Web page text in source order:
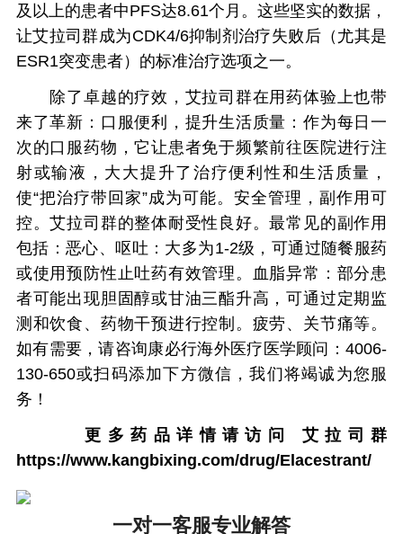
及以上的患者中PFS达8.61个月。这些坚实的数据，
让艾拉司群成为CDK4/6抑制剂治疗失败后（尤其是
ESR1突变患者）的标准治疗选项之一。
除了卓越的疗效，艾拉司群在用药体验上也带
来了革新：口服便利，提升生活质量：作为每日一
次的口服药物，它让患者免于频繁前往医院进行注
射或输液，大大提升了治疗便利性和生活质量，
使“把治疗带回家”成为可能。安全管理，副作用可
控。艾拉司群的整体耐受性良好。最常见的副作用
包括：恶心、呕吐：大多为1-2级，可通过随餐服药
或使用预防性止吐药有效管理。血脂异常：部分患
者可能出现胆固醇或甘油三酯升高，可通过定期监
测和饮食、药物干预进行控制。疲劳、关节痛等。
如有需要，请咨询康必行海外医疗医学顾问：4006-
130-650或扫码添加下方微信，我们将竭诚为您服
务！
更多药品详情请访问 艾拉司群
https://www.kangbixing.com/drug/Elacestrant/
一对一客服专业解答